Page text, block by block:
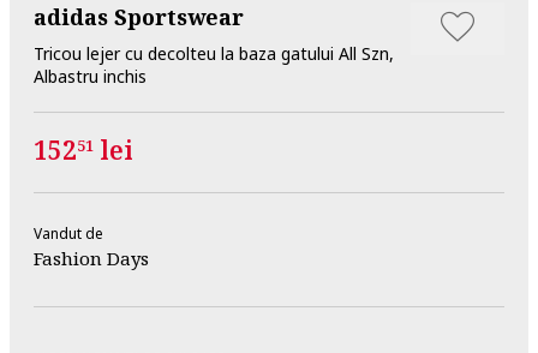
adidas Sportswear
Tricou lejer cu decolteu la baza gatului All Szn,
Albastru inchis
15251 lei
Vandut de
Fashion Days